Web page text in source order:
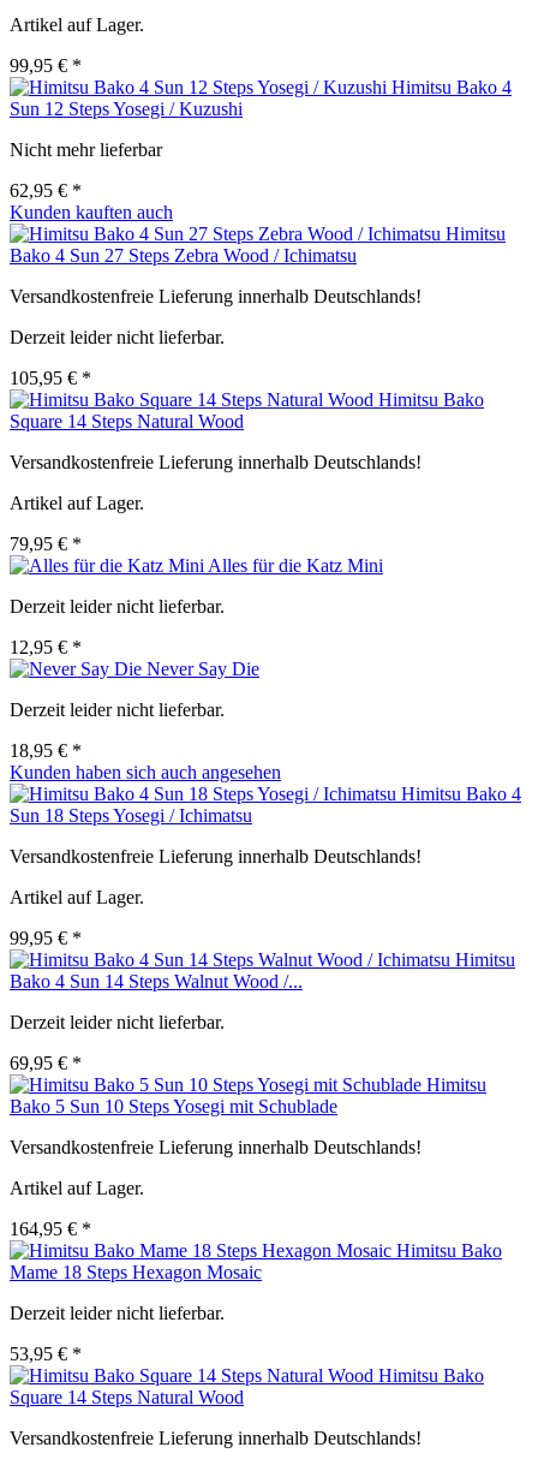
Artikel auf Lager.
99,95 € *
Himitsu Bako 4
Sun 12 Steps Yosegi / Kuzushi
Nicht mehr lieferbar
62,95 € *
Kunden kauften auch
Himitsu
Bako 4 Sun 27 Steps Zebra Wood / Ichimatsu
Versandkostenfreie Lieferung innerhalb Deutschlands!
Derzeit leider nicht lieferbar.
105,95 € *
Himitsu Bako
Square 14 Steps Natural Wood
Versandkostenfreie Lieferung innerhalb Deutschlands!
Artikel auf Lager.
79,95 € *
Alles für die Katz Mini
Derzeit leider nicht lieferbar.
12,95 € *
Never Say Die
Derzeit leider nicht lieferbar.
18,95 € *
Kunden haben sich auch angesehen
Himitsu Bako 4
Sun 18 Steps Yosegi / Ichimatsu
Versandkostenfreie Lieferung innerhalb Deutschlands!
Artikel auf Lager.
99,95 € *
Himitsu
Bako 4 Sun 14 Steps Walnut Wood /...
Derzeit leider nicht lieferbar.
69,95 € *
Himitsu
Bako 5 Sun 10 Steps Yosegi mit Schublade
Versandkostenfreie Lieferung innerhalb Deutschlands!
Artikel auf Lager.
164,95 € *
Himitsu Bako
Mame 18 Steps Hexagon Mosaic
Derzeit leider nicht lieferbar.
53,95 € *
Himitsu Bako
Square 14 Steps Natural Wood
Versandkostenfreie Lieferung innerhalb Deutschlands!